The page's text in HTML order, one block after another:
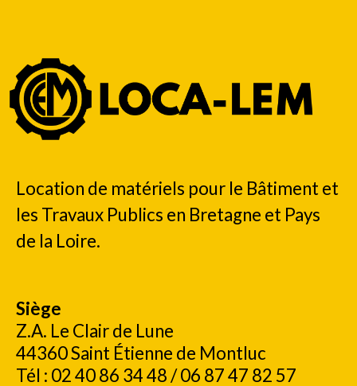
Location de matériels pour le Bâtiment et
les Travaux Publics en Bretagne et Pays
de la Loire.
Siège
Z.A. Le Clair de Lune
44360 Saint Étienne de Montluc
Tél : 02 40 86 34 48 / 06 87 47 82 57